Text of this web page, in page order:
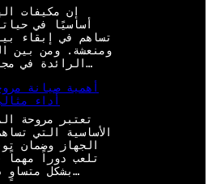
إن مكيفات
أساسيًا في
تساهم في إبقاء
ومنعشة. ومن بين
الرائدة في مجال تكنولوجيا ال…
أهمية صيانة
أداء
تعتبر مروحة
الأساسية التي
الجهاز وضمان
تلعب دوراً مهماً
بشكل متساوٍ داخل الغرفة، كم…